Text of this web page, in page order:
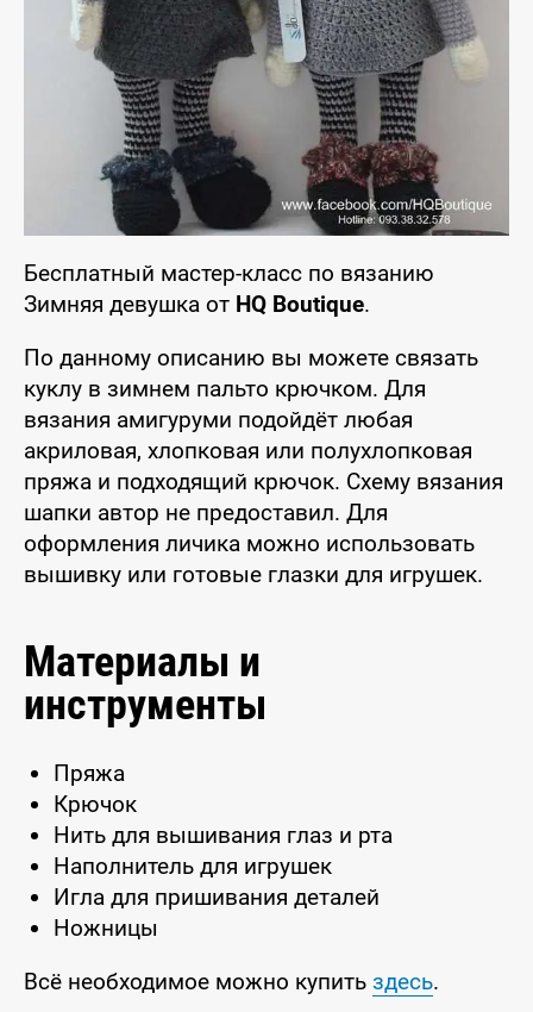
Бесплатный мастер-класс по вязанию
Зимняя девушка от HQ Boutique.
По данному описанию вы можете связать
куклу в зимнем пальто крючком. Для
вязания амигуруми подойдёт любая
акриловая, хлопковая или полухлопковая
пряжа и подходящий крючок. Схему вязания
шапки автор не предоставил. Для
оформления личика можно использовать
вышивку или готовые глазки для игрушек.
Материалы и
инструменты
Пряжа
Крючок
Нить для вышивания глаз и рта
Наполнитель для игрушек
Игла для пришивания деталей
Ножницы
Всё необходимое можно купить здесь.